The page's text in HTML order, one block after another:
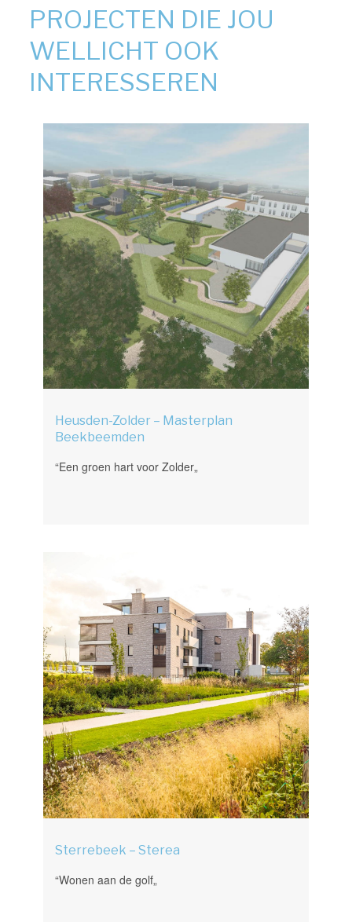
PROJECTEN DIE JOU
WELLICHT OOK
INTERESSEREN
Heusden-Zolder – Masterplan
Beekbeemden
“Een groen hart voor Zolder„
Sterrebeek – Sterea
“Wonen aan de golf„